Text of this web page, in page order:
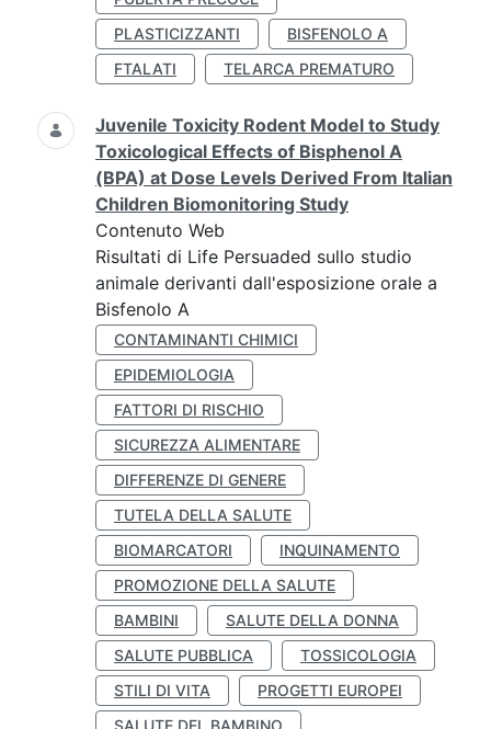
PLASTICIZZANTI
BISFENOLO A
FTALATI
TELARCA PREMATURO
Juvenile Toxicity Rodent Model to Study
Toxicological Effects of Bisphenol A
(BPA) at Dose Levels Derived From Italian
Children Biomonitoring Study
Contenuto Web
Risultati di Life Persuaded sullo studio
animale derivanti dall'esposizione orale a
Bisfenolo A
CONTAMINANTI CHIMICI
EPIDEMIOLOGIA
FATTORI DI RISCHIO
SICUREZZA ALIMENTARE
DIFFERENZE DI GENERE
TUTELA DELLA SALUTE
BIOMARCATORI
INQUINAMENTO
PROMOZIONE DELLA SALUTE
BAMBINI
SALUTE DELLA DONNA
SALUTE PUBBLICA
TOSSICOLOGIA
STILI DI VITA
PROGETTI EUROPEI
SALUTE DEL BAMBINO